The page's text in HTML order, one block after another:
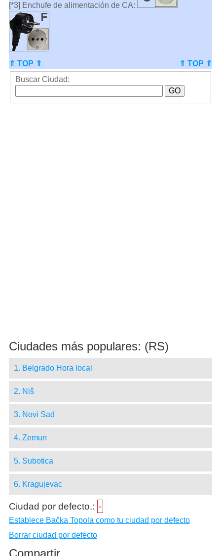
[*3] Enchufe de alimentación de CA:
⇑ TOP ⇑
⇑ TOP ⇑
Buscar Ciudad:
Ciudades más populares: (RS)
1. Belgrado Hora local
2. Niš
3. Novi Sad
4. Zemun
5. Subotica
6. Kragujevac
Ciudad por defecto.: -
Establece Bačka Topola como tu ciudad por defecto
Borrar ciudad por defecto
Compartir